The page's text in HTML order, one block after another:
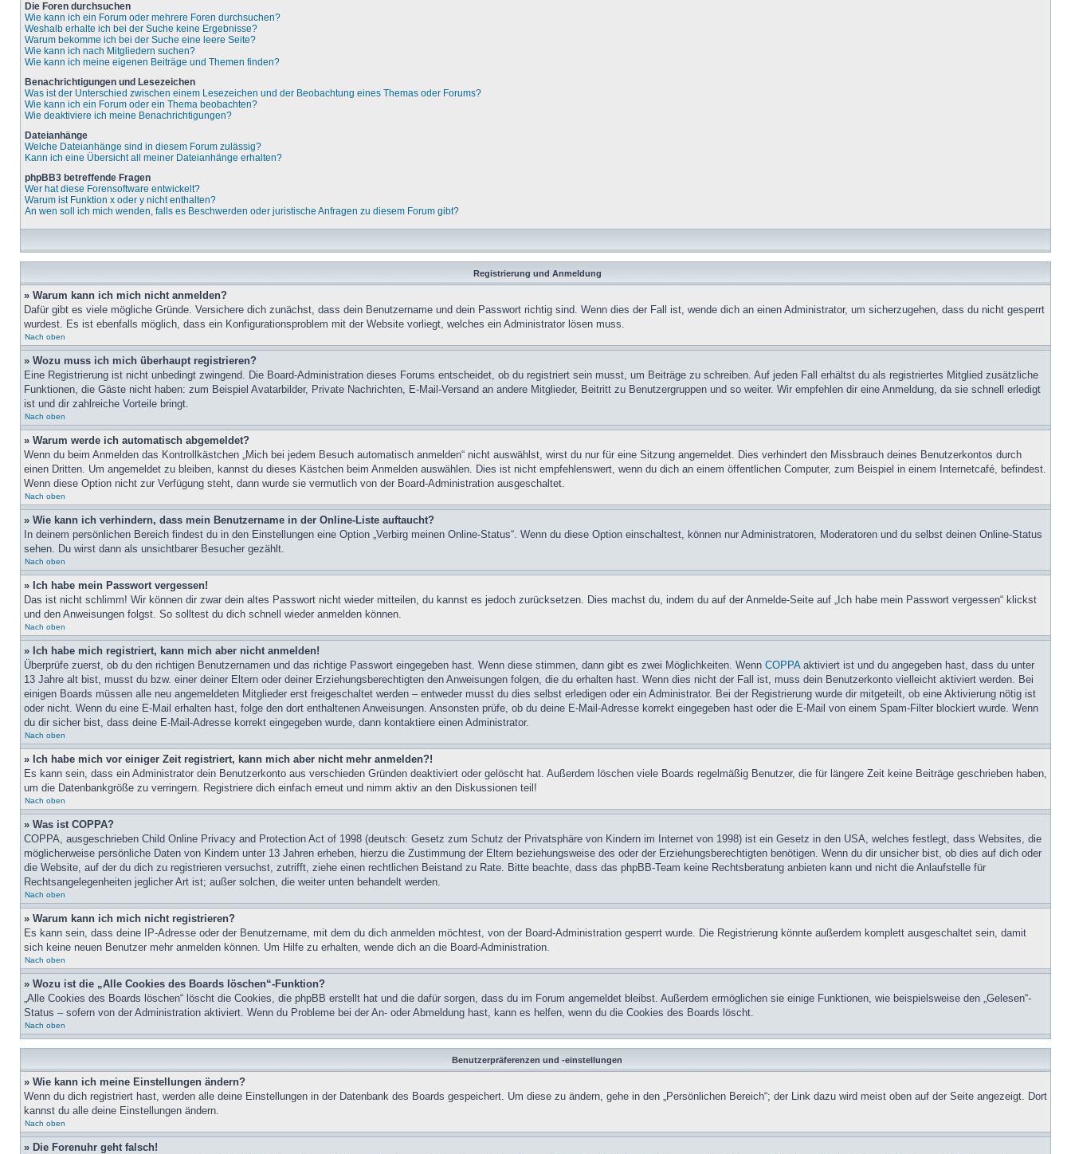
Die Foren durchsuchen
Wie kann ich ein Forum oder mehrere Foren durchsuchen?
Weshalb erhalte ich bei der Suche keine Ergebnisse?
Warum bekomme ich bei der Suche eine leere Seite?
Wie kann ich nach Mitgliedern suchen?
Wie kann ich meine eigenen Beiträge und Themen finden?
Benachrichtigungen und Lesezeichen
Was ist der Unterschied zwischen einem Lesezeichen und der Beobachtung eines Themas oder Forums?
Wie kann ich ein Forum oder ein Thema beobachten?
Wie deaktiviere ich meine Benachrichtigungen?
Dateianhänge
Welche Dateianhänge sind in diesem Forum zulässig?
Kann ich eine Übersicht all meiner Dateianhänge erhalten?
phpBB3 betreffende Fragen
Wer hat diese Forensoftware entwickelt?
Warum ist Funktion x oder y nicht enthalten?
An wen soll ich mich wenden, falls es Beschwerden oder juristische Anfragen zu diesem Forum gibt?
Registrierung und Anmeldung
» Warum kann ich mich nicht anmelden?
Dafür gibt es viele mögliche Gründe. Versichere dich zunächst, dass dein Benutzername und dein Passwort richtig sind. Wenn dies der Fall ist, wende dich an einen Administrator, um sicherzugehen, dass du nicht gesperrt
wurdest. Es ist ebenfalls möglich, dass ein Konfigurationsproblem mit der Website vorliegt, welches ein Administrator lösen muss.
Nach oben
» Wozu muss ich mich überhaupt registrieren?
Eine Registrierung ist nicht unbedingt zwingend. Die Board-Administration dieses Forums entscheidet, ob du registriert sein musst, um Beiträge zu schreiben. Auf jeden Fall erhältst du als registriertes Mitglied zusätzliche
Funktionen, die Gäste nicht haben: zum Beispiel Avatarbilder, Private Nachrichten, E-Mail-Versand an andere Mitglieder, Beitritt zu Benutzergruppen und so weiter. Wir empfehlen dir eine Anmeldung, da sie schnell erledigt
ist und dir zahlreiche Vorteile bringt.
Nach oben
» Warum werde ich automatisch abgemeldet?
Wenn du beim Anmelden das Kontrollkästchen „Mich bei jedem Besuch automatisch anmelden“ nicht auswählst, wirst du nur für eine Sitzung angemeldet. Dies verhindert den Missbrauch deines Benutzerkontos durch
einen Dritten. Um angemeldet zu bleiben, kannst du dieses Kästchen beim Anmelden auswählen. Dies ist nicht empfehlenswert, wenn du dich an einem öffentlichen Computer, zum Beispiel in einem Internetcafé, befindest.
Wenn diese Option nicht zur Verfügung steht, dann wurde sie vermutlich von der Board-Administration ausgeschaltet.
Nach oben
» Wie kann ich verhindern, dass mein Benutzername in der Online-Liste auftaucht?
In deinem persönlichen Bereich findest du in den Einstellungen eine Option „Verbirg meinen Online-Status“. Wenn du diese Option einschaltest, können nur Administratoren, Moderatoren und du selbst deinen Online-Status
sehen. Du wirst dann als unsichtbarer Besucher gezählt.
Nach oben
» Ich habe mein Passwort vergessen!
Das ist nicht schlimm! Wir können dir zwar dein altes Passwort nicht wieder mitteilen, du kannst es jedoch zurücksetzen. Dies machst du, indem du auf der Anmelde-Seite auf „Ich habe mein Passwort vergessen“ klickst
und den Anweisungen folgst. So solltest du dich schnell wieder anmelden können.
Nach oben
» Ich habe mich registriert, kann mich aber nicht anmelden!
Überprüfe zuerst, ob du den richtigen Benutzernamen und das richtige Passwort eingegeben hast. Wenn diese stimmen, dann gibt es zwei Möglichkeiten. Wenn COPPAaktiviert ist und du angegeben hast, dass du unter
13 Jahre alt bist, musst du bzw. einer deiner Eltern oder deiner Erziehungsberechtigten den Anweisungen folgen, die du erhalten hast. Wenn dies nicht der Fall ist, muss dein Benutzerkonto vielleicht aktiviert werden. Bei
einigen Boards müssen alle neu angemeldeten Mitglieder erst freigeschaltet werden – entweder musst du dies selbst erledigen oder ein Administrator. Bei der Registrierung wurde dir mitgeteilt, ob eine Aktivierung nötig ist
oder nicht. Wenn du eine E-Mail erhalten hast, folge den dort enthaltenen Anweisungen. Ansonsten prüfe, ob du deine E-Mail-Adresse korrekt eingegeben hast oder die E-Mail von einem Spam-Filter blockiert wurde. Wenn
du dir sicher bist, dass deine E-Mail-Adresse korrekt eingegeben wurde, dann kontaktiere einen Administrator.
Nach oben
» Ich habe mich vor einiger Zeit registriert, kann mich aber nicht mehr anmelden?!
Es kann sein, dass ein Administrator dein Benutzerkonto aus verschieden Gründen deaktiviert oder gelöscht hat. Außerdem löschen viele Boards regelmäßig Benutzer, die für längere Zeit keine Beiträge geschrieben haben,
um die Datenbankgröße zu verringern. Registriere dich einfach erneut und nimm aktiv an den Diskussionen teil!
Nach oben
» Was ist COPPA?
COPPA, ausgeschrieben Child Online Privacy and Protection Act of 1998 (deutsch: Gesetz zum Schutz der Privatsphäre von Kindern im Internet von 1998) ist ein Gesetz in den USA, welches festlegt, dass Websites, die
möglicherweise persönliche Daten von Kindern unter 13 Jahren erheben, hierzu die Zustimmung der Eltern beziehungsweise des oder der Erziehungsberechtigten benötigen. Wenn du dir unsicher bist, ob dies auf dich oder
die Website, auf der du dich zu registrieren versuchst, zutrifft, ziehe einen rechtlichen Beistand zu Rate. Bitte beachte, dass das phpBB-Team keine Rechtsberatung anbieten kann und nicht die Anlaufstelle für
Rechtsangelegenheiten jeglicher Art ist; außer solchen, die weiter unten behandelt werden.
Nach oben
» Warum kann ich mich nicht registrieren?
Es kann sein, dass deine IP-Adresse oder der Benutzername, mit dem du dich anmelden möchtest, von der Board-Administration gesperrt wurde. Die Registrierung könnte außerdem komplett ausgeschaltet sein, damit
sich keine neuen Benutzer mehr anmelden können. Um Hilfe zu erhalten, wende dich an die Board-Administration.
Nach oben
» Wozu ist die „Alle Cookies des Boards löschen“-Funktion?
„Alle Cookies des Boards löschen“ löscht die Cookies, die phpBB erstellt hat und die dafür sorgen, dass du im Forum angemeldet bleibst. Außerdem ermöglichen sie einige Funktionen, wie beispielsweise den „Gelesen“-
Status – sofern von der Administration aktiviert. Wenn du Probleme bei der An- oder Abmeldung hast, kann es helfen, wenn du die Cookies des Boards löscht.
Nach oben
Benutzerpräferenzen und -einstellungen
» Wie kann ich meine Einstellungen ändern?
Wenn du dich registriert hast, werden alle deine Einstellungen in der Datenbank des Boards gespeichert. Um diese zu ändern, gehe in den „Persönlichen Bereich“; der Link dazu wird meist oben auf der Seite angezeigt. Dort
kannst du alle deine Einstellungen ändern.
Nach oben
» Die Forenuhr geht falsch!